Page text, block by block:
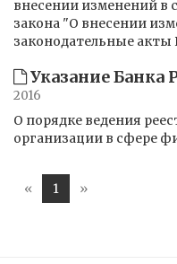
внесении изменений в
закона "О внесении
законодательные
Указание Банка
2016
О порядке ведения
организации в сфере
« 1 »